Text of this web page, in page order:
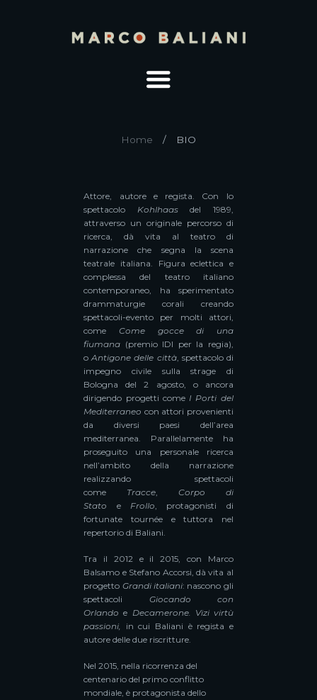
Home BIO
Attore, autore e regista. Con lo
spettacolo Kohlhaas
del 1989,
attraverso un originale percorso di
ricerca, dà vita al teatro di
narrazione che segna la scena
teatrale italiana. Figura eclettica e
complessa del teatro italiano
contemporaneo, ha sperimentato
drammaturgie corali creando
spettacoli-evento per molti attori,
come Come gocce di una
fiumana (premio IDI per la regia),
oAntigone delle città, spettacolo di
impegno civile sulla strage di
Bologna del 2 agosto, o ancora
dirigendo progetti come I Porti del
Mediterraneo con attori provenienti
da diversi paesi dell’area
mediterranea. Parallelamente ha
proseguito una personale ricerca
nell’ambito della narrazione
realizzando spettacoli
come Tracce, Corpo di
Stato e Frollo, protagonisti di
fortunate tournée e tuttora nel
repertorio di Baliani.
Tra il 2012 e il 2015, con Marco
Balsamo e Stefano Accorsi, dà vita al
progetto Grandi italiani: nascono gli
spettacoli Giocando con
Orlando e Decamerone. Vizi virtù
passioni, in cui Baliani è regista e
autore delle due riscritture.
Nel 2015, nella ricorrenza del
centenario del primo conflitto
mondiale, è protagonista dello